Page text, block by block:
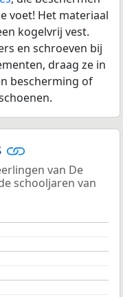
voet! Het materiaal
kogelvrij vest.
en schroeven bij
draag ze in
bescherming of
van De
schooljaren van